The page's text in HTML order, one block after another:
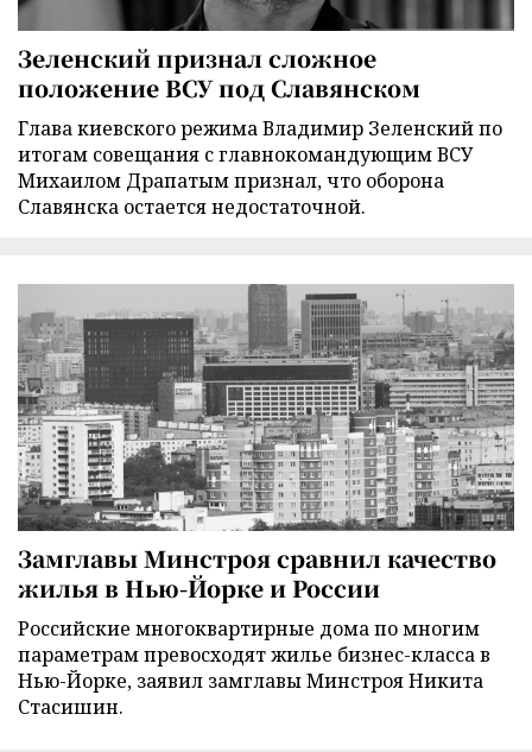
Зеленский признал сложное
положение ВСУ под Славянском
Глава киевского режима Владимир Зеленский по
итогам совещания с главнокомандующим ВСУ
Михаилом Драпатым признал, что оборона
Славянска остается недостаточной.
Замглавы Минстроя сравнил качество
жилья в Нью-Йорке и России
Российские многоквартирные дома по многим
параметрам превосходят жилье бизнес-класса в
Нью-Йорке, заявил замглавы Минстроя Никита
Стасишин.